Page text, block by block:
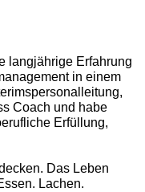
langjährige Erfahrung
in einem
Coach und habe
Erfüllung,
Das Leben
Lachen.